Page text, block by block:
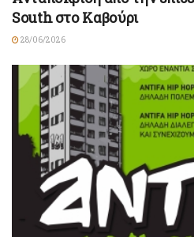
South στο Καβούρι
28/06/2026